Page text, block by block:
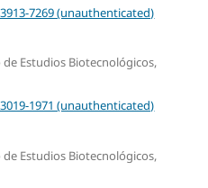
7269 (unauthenticated)
Estudios Biotecnológicos,
1971 (unauthenticated)
Estudios Biotecnológicos,